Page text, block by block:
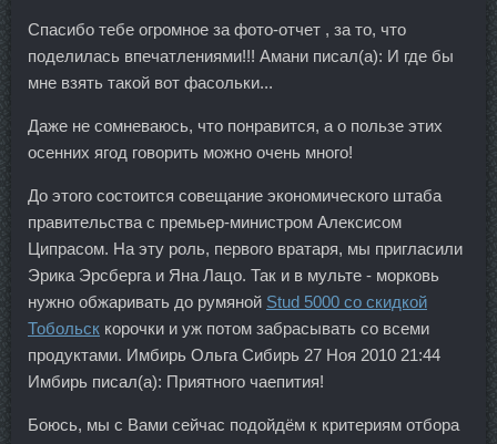
Спасибо тебе огромное за фото-отчет , за то, что
поделилась впечатлениями!!! Амани писал(а): И где бы
мне взять такой вот фасольки...
Даже не сомневаюсь, что понравится, а о пользе этих
осенних ягод говорить можно очень много!
До этого состоится совещание экономического штаба
правительства с премьер-министром Алексисом
Ципрасом. На эту роль, первого вратаря, мы пригласили
Эрика Эрсберга и Яна Лацо. Так и в мульте - морковь
нужно обжаривать до румяной Stud 5000 со скидкой
Тобольск корочки и уж потом забрасывать со всеми
продуктами. Имбирь Ольга Сибирь 27 Ноя 2010 21:44
Имбирь писал(а): Приятного чаепития!
Боюсь, мы с Вами сейчас подойдём к критериям отбора